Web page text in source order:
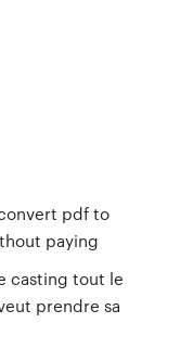
pdf to
paying
casting tout le
prendre sa